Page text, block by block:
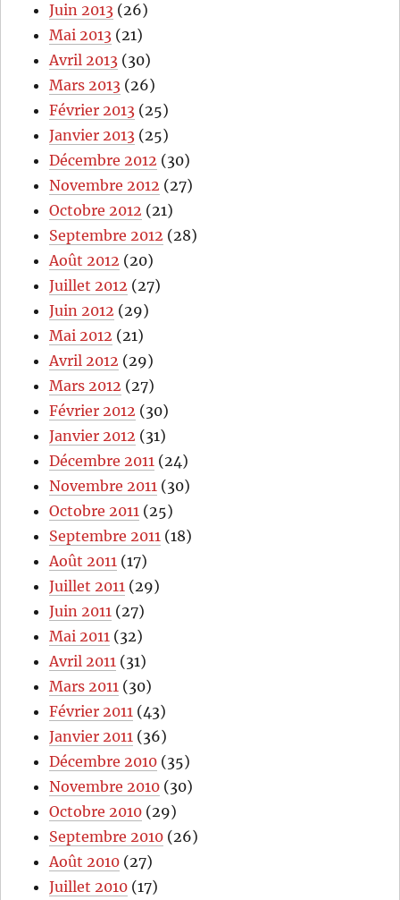
Juin 2013 (26)
Mai 2013 (21)
Avril 2013 (30)
Mars 2013 (26)
Février 2013 (25)
Janvier 2013 (25)
Décembre 2012 (30)
Novembre 2012 (27)
Octobre 2012 (21)
Septembre 2012 (28)
Août 2012 (20)
Juillet 2012 (27)
Juin 2012 (29)
Mai 2012 (21)
Avril 2012 (29)
Mars 2012 (27)
Février 2012 (30)
Janvier 2012 (31)
Décembre 2011 (24)
Novembre 2011 (30)
Octobre 2011 (25)
Septembre 2011 (18)
Août 2011 (17)
Juillet 2011 (29)
Juin 2011 (27)
Mai 2011 (32)
Avril 2011 (31)
Mars 2011 (30)
Février 2011 (43)
Janvier 2011 (36)
Décembre 2010 (35)
Novembre 2010 (30)
Octobre 2010 (29)
Septembre 2010 (26)
Août 2010 (27)
Juillet 2010 (17)